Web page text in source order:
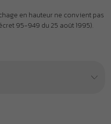
pourrait aussi